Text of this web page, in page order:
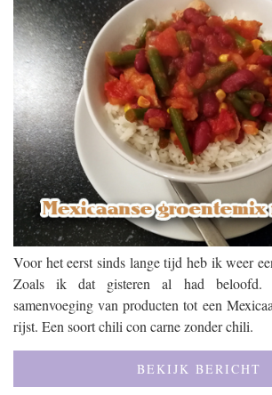
Voor het eerst sinds lange tijd heb ik weer
Zoals ik dat gisteren al had
samenvoeging van producten tot een
rijst. Een soort chili con carne zonder chili.
BEKIJK BERICHT